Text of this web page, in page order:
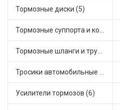
Тормозные диски (5)
Тормозные суппорта и комплектующие (3)
Тормозные шланги и трубки (7)
Тросики автомобильные (18)
Усилители тормозов (6)